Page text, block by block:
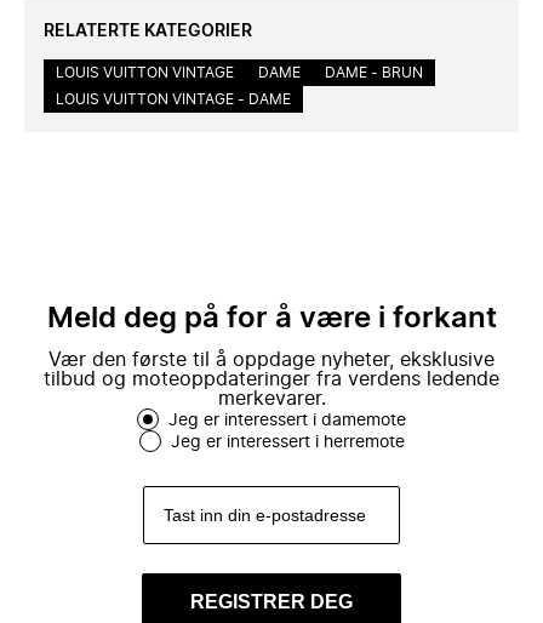
RELATERTE KATEGORIER
LOUIS VUITTON VINTAGE DAME
DAME - BRUN
LOUIS VUITTON VINTAGE - DAME
Meld deg på for å være i forkant
Vær den første til å oppdage nyheter, eksklusive
tilbud og moteoppdateringer fra verdens ledende
merkevarer.
Jeg er interessert i damemote
Jeg er interessert i herremote
REGISTRER DEG